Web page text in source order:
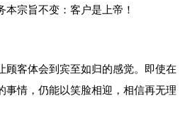
宗旨不变：客户是上帝！
顾客体会到宾至如归的感觉。即使在
事情，仍能以笑脸相迎，相信再无理